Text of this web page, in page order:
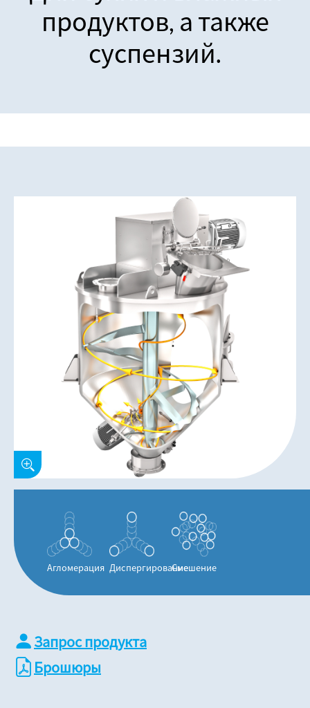
продуктов, а также
суспензий.
Агломерация ДиспергированиеСмешение
Запрос продукта
Брошюры